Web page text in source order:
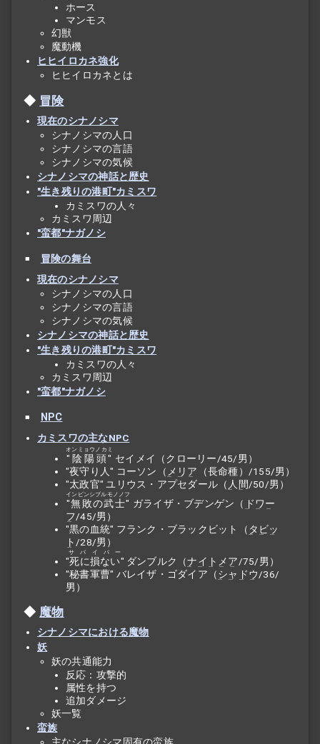
ホース
マンモス
幻獣
魔動機
ヒヒイロカネ強化
ヒヒイロカネとは
冒険
現在のシナノシマ
シナノシマの人口
シナノシマの言語
シナノシマの気候
シナノシマの神話と歴史
"生き残りの港町"カミスワ
カミスワの人々
カミスワ周辺
"蛮都"ナガノシ
冒険の舞台
現在のシナノシマ
シナノシマの人口
シナノシマの言語
シナノシマの気候
シナノシマの神話と歴史
"生き残りの港町"カミスワ
カミスワの人々
カミスワ周辺
"蛮都"ナガノシ
NPC
カミスワの主なNPC
"陰陽頭"
オンミョウノカミ
セイメイ（クローリー/45/男）
"夜守り人" コーソン（ メリア
（長命種）/155/男）
"太政官" ユリウス・アプセダール（ 人間/50/男）
"無敗の武士"
インビンシブルモノノフ
ガライザ・ブデンゲン（ ドワー
フ/45/男）
"黒の血統" フランク・ブラックビット（ タビッ
ト /28/男）
"死に損ない"
サバイバー
ダンブルク（ナイトメア/75/男）
"秘書軍曹" バレイザ・ゴダイア（シャドウ/36/
男）
魔物
シナノシマにおける魔物
妖
妖の共通能力
反応：攻撃的
属性を持つ
追加ダメージ
妖一覧
蛮族
主なシナノシマ固有の蛮族